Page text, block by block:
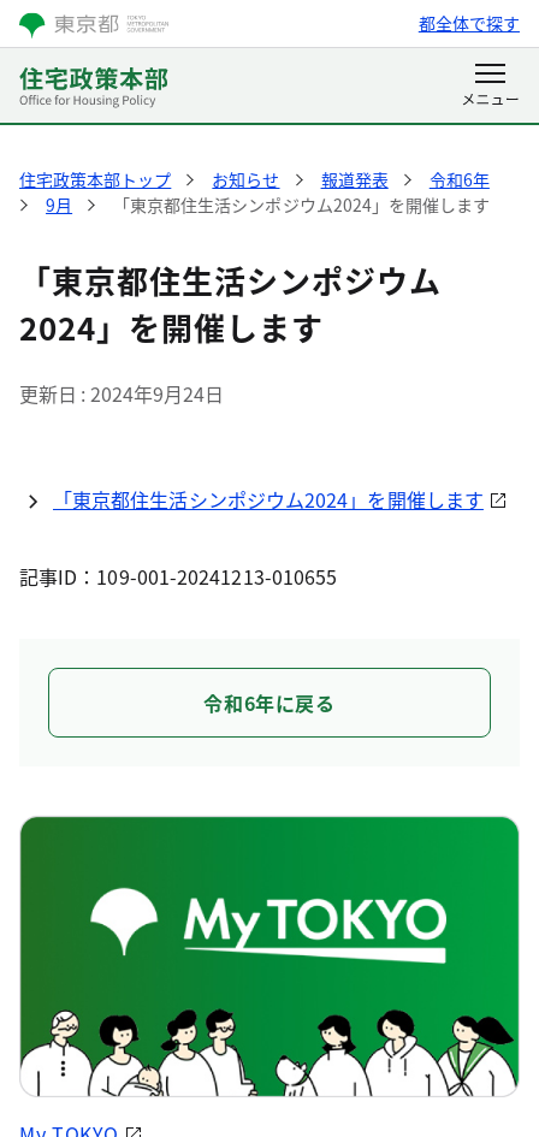
都全体で探す
住宅政策本部トップ お知らせ 報道発表
令和6年
9月
「東京都住生活シンポジウム2024」を開催します
「東京都住生活シンポジウム
2024」を開催します
更新日 2024年9月24日
「東京都住生活シンポジウム2024」を開催します
記事ID：109-001-20241213-010655
令和6年に戻る